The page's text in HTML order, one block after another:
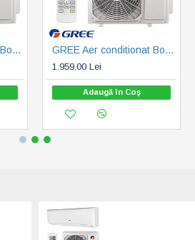
GREE Aer conditionat Bora Eco Inverter A4 Silver 12000 BTU - GWH12AAB-K6DNA4A, Wi-Fi cu Kit Instalare inclus GREE Aer conditionat Bora Eco Inverter A4 Silver 12000 BTU - GWH12AAB-K6DNA4B, Wi-Fi cu Kit Instalare inclus
1.959,00 Lei
Adaugă în Coş